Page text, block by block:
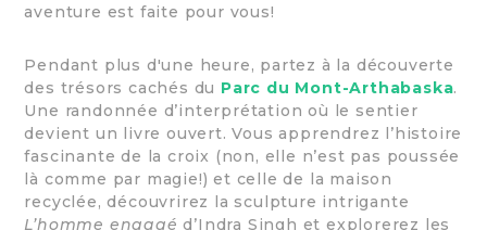
aventure est faite pour vous!
Pendant plus d'une heure, partez à la découverte
des trésors cachés du Parc du Mont-Arthabaska.
Une randonnée d’interprétation où le sentier
devient un livre ouvert. Vous apprendrez l’histoire
fascinante de la croix (non, elle n’est pas poussée
là comme par magie!) et celle de la maison
recyclée, découvrirez la sculpture intrigante
L’homme engagé d’Indra Singh et explorerez les